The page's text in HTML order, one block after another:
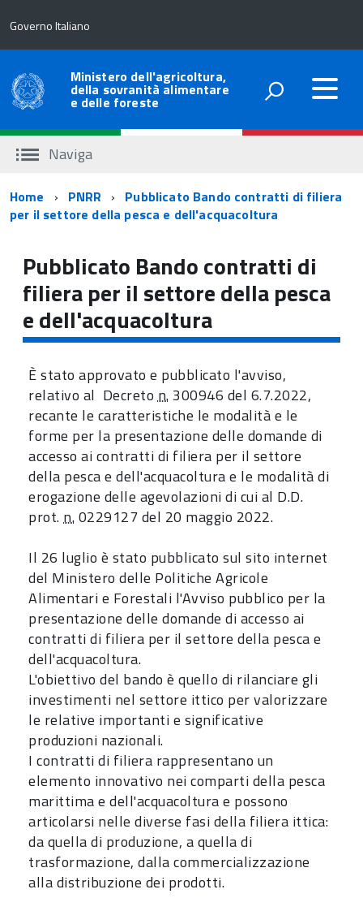
Governo Italiano
Ministero dell'agricoltura,
della sovranità alimentare
e delle foreste
Naviga
Percorso
di
navigazione
Home PNRR
Pubblicato Bando contratti di filiera
per il settore della pesca e dell'acquacoltura
Pubblicato Bando contratti di
filiera per il settore della pesca
e dell'acquacoltura
È stato approvato e pubblicato l'avviso,
relativo al Decreton.300946 del 6.7.2022,
recante le caratteristiche le modalità e le
forme per la presentazione delle domande di
accesso ai contratti di filiera per il settore
della pesca e dell'acquacoltura e le modalità di
erogazione delle agevolazioni di cui al D.D.
prot.n.0229127 del 20 maggio 2022.
Il 26 luglio è stato pubblicato sul sito internet
del Ministero delle Politiche Agricole
Alimentari e Forestali l'Avviso pubblico per la
presentazione delle domande di accesso ai
contratti di filiera per il settore della pesca e
dell'acquacoltura.
L'obiettivo del bando è quello di rilanciare gli
investimenti nel settore ittico per valorizzare
le relative importanti e significative
produzioni nazionali.
I contratti di filiera rappresentano un
elemento innovativo nei comparti della pesca
marittima e dell'acquacoltura e possono
articolarsi nelle diverse fasi della filiera ittica:
da quella di produzione, a quella di
trasformazione, dalla commercializzazione
alla distribuzione dei prodotti.